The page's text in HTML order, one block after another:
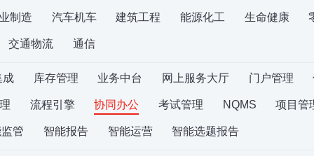
制造 汽车机车 建筑工程 能源化工 生命健康
交通物流 通信
成 库存管理 业务中台 网上服务大厅 门户管理
流程引擎 协同办公 考试管理 NQMS 项目管
管 智能报告 智能运营 智能选题报告